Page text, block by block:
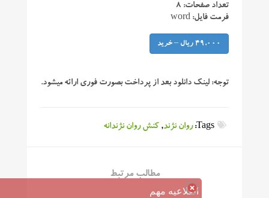
تعداد صفحات: ۸
فرمت فایل: word
49,000 ریال – خرید
توجه: لینک دانلود بعد از پرداخت بصورت فوری ارائه میشود.
Tags: روان نژند, کنش روان نژندانه
مطالب مرتبط
اطلاعیه مهم